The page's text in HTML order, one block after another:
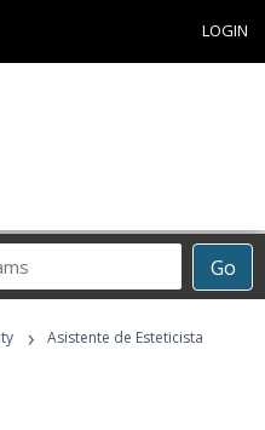
LOGIN
Go
› Asistente de Esteticista